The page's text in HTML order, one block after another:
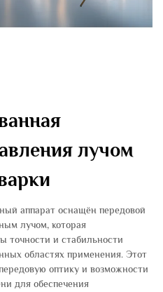
лучом
аппарат оснащён передовой
лучом, которая
точности и стабильности
областях применения. Этот
оптику и возможности
для обеспечения